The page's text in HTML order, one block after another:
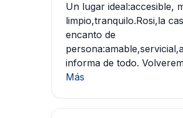
Un lugar ideal:accesible,
limpio,tranquilo.Rosi,la
encanto de
informa de todo.
Más